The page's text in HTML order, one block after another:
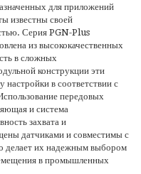
для приложений
известны своей
Серия PGN-Plus
из высококачественных
в сложных
конструкции эти
настройки в соответствии с
передовых
и система
захвата и
датчиками и совместимы с
делает их надежным выбором
в промышленных